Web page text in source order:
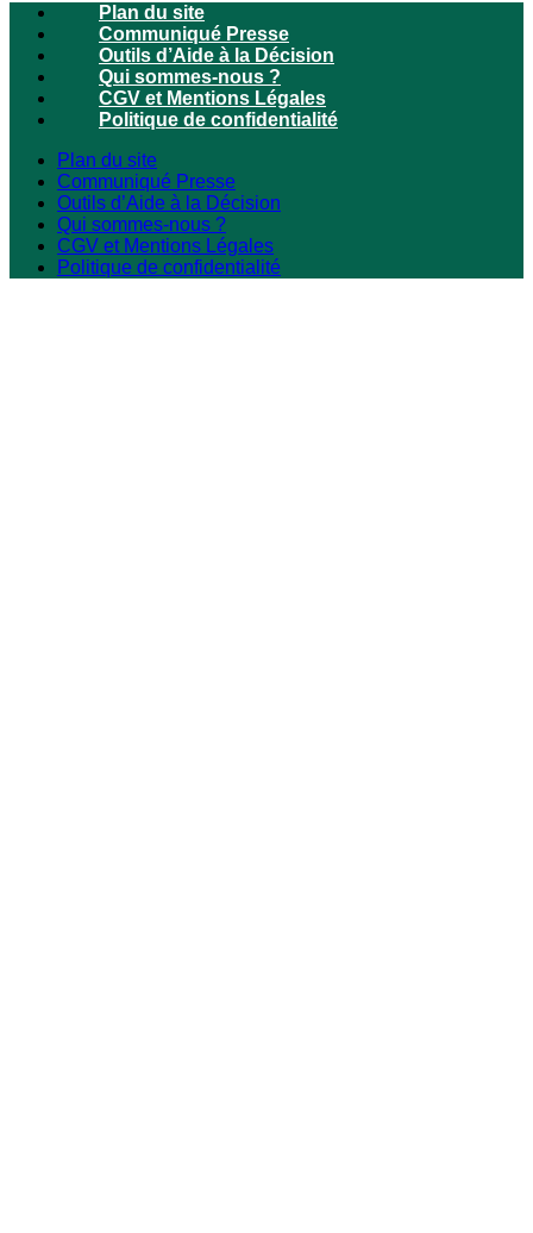
Plan du site
Communiqué Presse
Outils d’Aide à la Décision
Qui sommes-nous ?
CGV et Mentions Légales
Politique de confidentialité
Plan du site
Communiqué Presse
Outils d’Aide à la Décision
Qui sommes-nous ?
CGV et Mentions Légales
Politique de confidentialité